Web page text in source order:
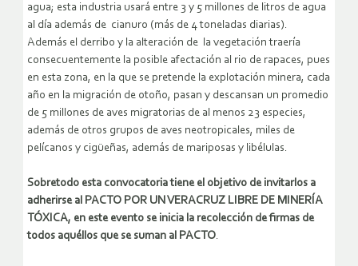
agua; esta industria usará entre 3 y 5 millones de litros de agua
al día además de cianuro (más de 4 toneladas diarias).
Además el derribo y la alteración de la vegetación traería
consecuentemente la posible afectación al rio de rapaces, pues
en esta zona, en la que se pretende la explotación minera, cada
año en la migración de otoño, pasan y descansan un promedio
de 5 millones de aves migratorias de al menos 23 especies,
además de otros grupos de aves neotropicales, miles de
pelícanos y cigüeñas, además de mariposas y libélulas.
Sobretodo esta convocatoria tiene el objetivo de invitarlos a
adherirse al PACTO POR UN VERACRUZ LIBRE DE MINERÍA
TÓXICA, en este evento se inicia la recolección de firmas de
todos aquéllos que se suman al PACTO.